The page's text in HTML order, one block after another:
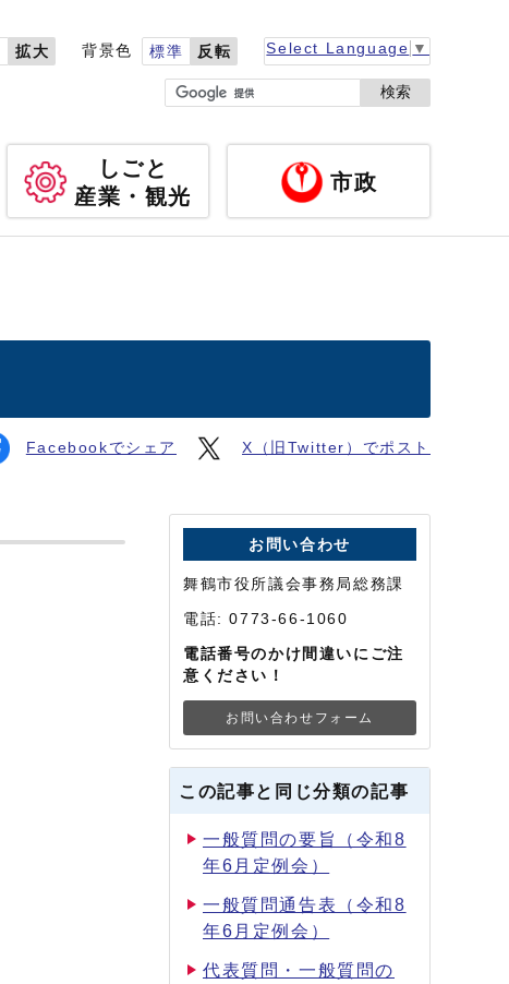
拡大 背景色 標準 反転 Select Language ▼
検索
しごと
産業・観光
市政
Facebookでシェア X（旧Twitter）でポスト
お問い合わせ
舞鶴市役所議会事務局総務課
電話: 0773-66-1060
電話番号のかけ間違いにご注
意ください！
お問い合わせフォーム
この記事と同じ分類の記事
一般質問の要旨（令和8
年6月定例会）
一般質問通告表（令和8
年6月定例会）
代表質問・一般質問の